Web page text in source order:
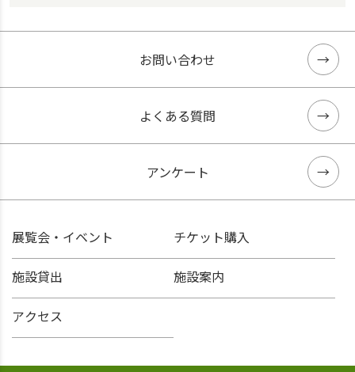
お問い合わせ
よくある質問
アンケート
展覧会・イベント チケット購入
施設貸出 施設案内
アクセス